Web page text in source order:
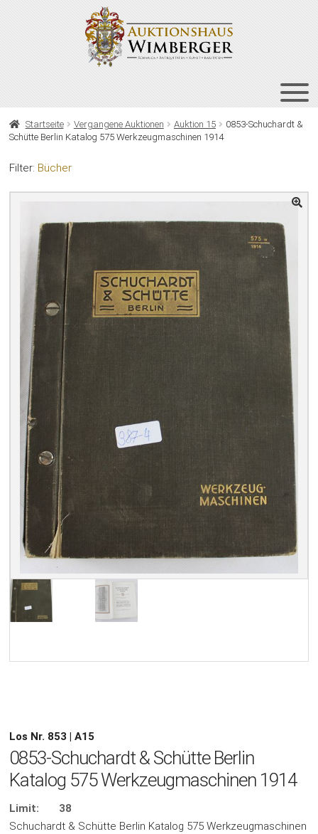
HOME
ÜBER UNS
KONTAKT
NEWSLETTER
Startseite Vergangene Auktionen Auktion 15
0853-Schuchardt &
Schütte Berlin Katalog 575 Werkzeugmaschinen 1914
Filter: Bücher
Los Nr. 853 | A15
0853-Schuchardt & Schütte Berlin
Katalog 575 Werkzeugmaschinen 1914
Limit:
38
Schuchardt & Schütte Berlin Katalog 575 Werkzeugmaschinen